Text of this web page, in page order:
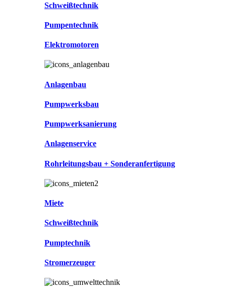
Schweißtechnik
Pumpentechnik
Elektromotoren
Anlagenbau
Pumpwerksbau
Pumpwerksanierung
Anlagenservice
Rohrleitungsbau + Sonderanfertigung
Miete
Schweißtechnik
Pumptechnik
Stromerzeuger